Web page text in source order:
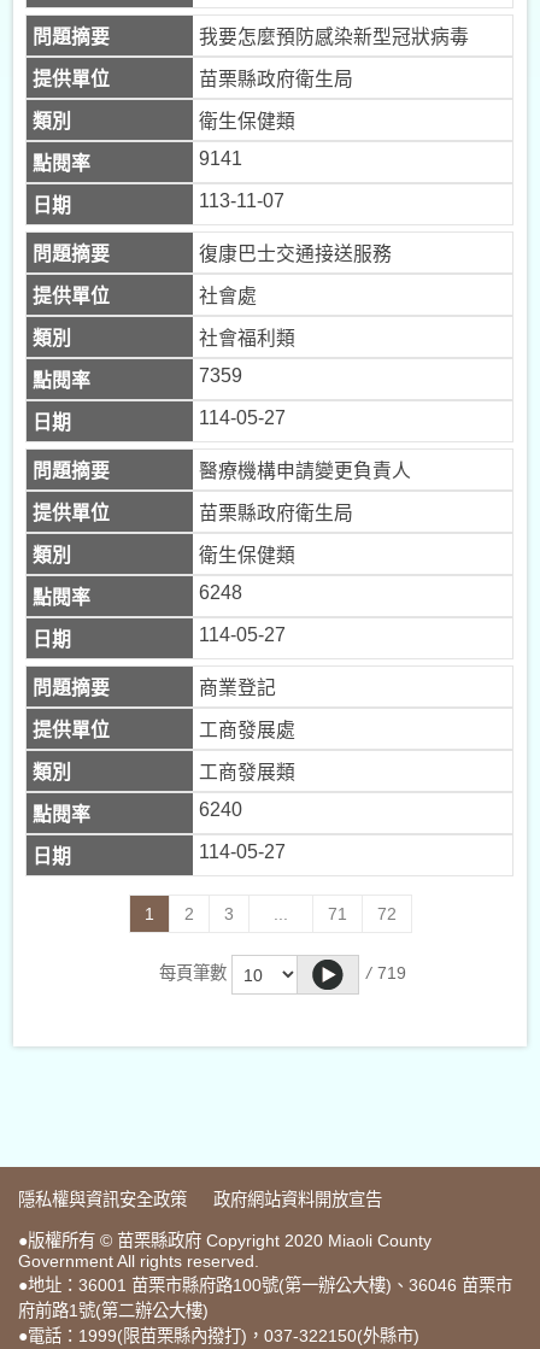
我要怎麼預防感染新型冠狀病毒
苗栗縣政府衛生局
衛生保健類
9141
113-11-07
復康巴士交通接送服務
社會處
社會福利類
7359
114-05-27
醫療機構申請變更負責人
苗栗縣政府衛生局
衛生保健類
6248
114-05-27
商業登記
工商發展處
工商發展類
6240
114-05-27
1 2 3 71 72
每頁筆數 / 719
隱私權與資訊安全政策 政府網站資料開放宣告
●版權所有 © 苗栗縣政府 Copyright 2020 Miaoli County
Government All rights reserved.
●地址：36001 苗栗市縣府路100號(第一辦公大樓)、36046 苗栗市
府前路1號(第二辦公大樓)
●電話：1999(限苗栗縣內撥打)，037-322150(外縣市)